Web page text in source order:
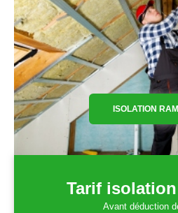
ISOLATION
Tarif
Avant déduction